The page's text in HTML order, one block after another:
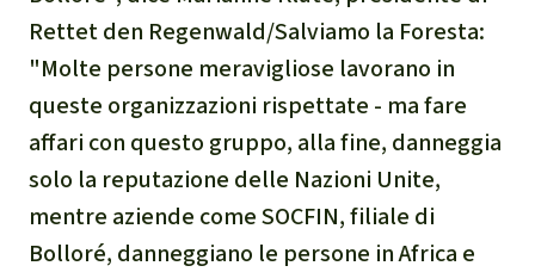
Clima
Documento di sintesi sul
clima
Miniere
CPLI
Rettet den Regenwald/Salviamo la Foresta:
"Molte persone meravigliose lavorano in
queste organizzazioni rispettate - ma fare
affari con questo gruppo, alla fine, danneggia
solo la reputazione delle Nazioni Unite,
mentre aziende come SOCFIN, filiale di
Bolloré, danneggiano le persone in Africa e